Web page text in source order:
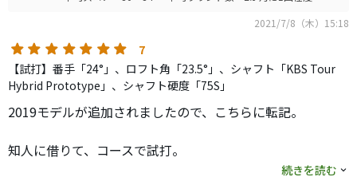
2021/7/8（木）15:18
7
【試打】番手「24°」、ロフト角「23.5°」、シャフト「KBS Tour
Hybrid Prototype」、シャフト硬度「75S」
2019モデルが追加されましたので、こちらに転記。
知人に借りて、コースで試打。
続きを読む